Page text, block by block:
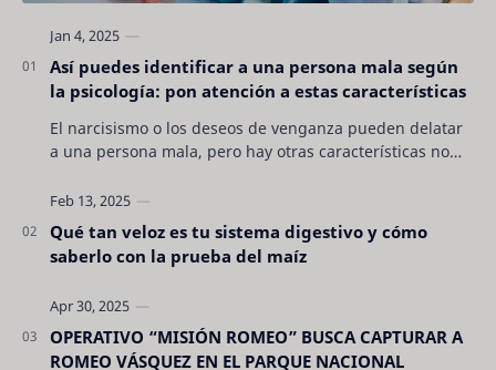
Así puedes identificar a una persona mala según
la psicología: pon atención a estas características
El narcisismo o los deseos de venganza pueden delatar
a una persona mala, pero hay otras características no
Qué tan veloz es tu sistema digestivo y cómo
saberlo con la prueba del maíz
OPERATIVO “MISIÓN ROMEO” BUSCA CAPTURAR A
ROMEO VÁSQUEZ EN EL PARQUE NACIONAL